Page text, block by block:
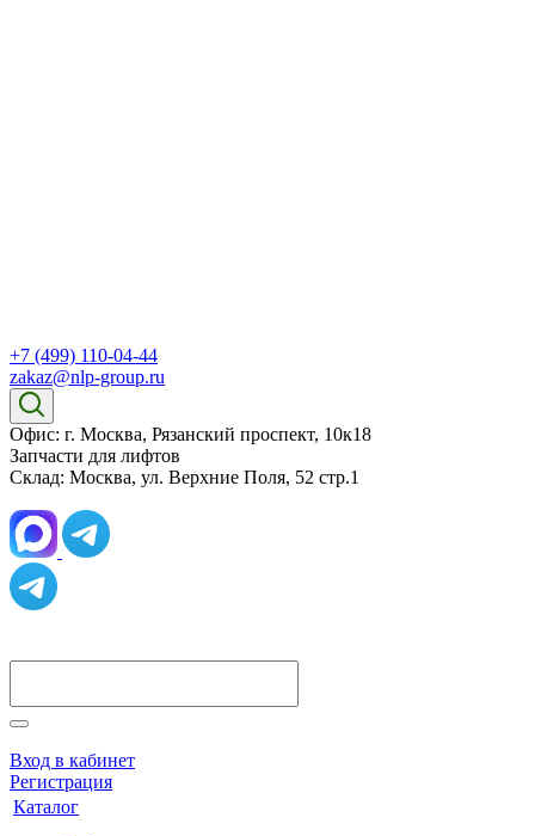
+7 (499) 110-04-44
zakaz@nlp-group.ru
Офис: г. Москва, Рязанский проспект, 10к18
Запчасти для лифтов
Склад: Москва, ул. Верхние Поля, 52 стр.1
Вход в кабинет
Регистрация
Каталог